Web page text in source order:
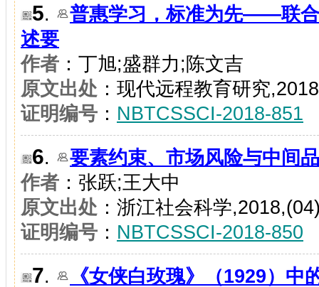
5.
普惠学习，标准为先——联
述要
作者 ：丁旭;盛群力;陈文吉
原文出处 ：现代远程教育研究
证明编号 ： NBTCSSCI-2018-851
6.
要素约束、市场风险与中间
作者 ：张跃;王大中
原文出处 ：浙江社会科学
证明编号 ： NBTCSSCI-2018-850
7.
《女侠白玫瑰》（1929）中